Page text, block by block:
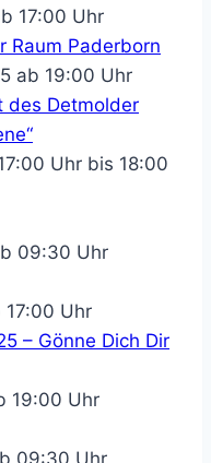
17:00 Uhr
Raum Paderborn
ab 19:00 Uhr
des Detmolder
Uhr bis 18:00
09:30 Uhr
Uhr
– Gönne Dich Dir
19:00 Uhr